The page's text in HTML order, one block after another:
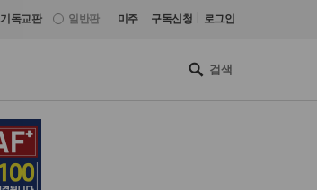
기독교판 일반판 미주 구독신청 로그인